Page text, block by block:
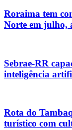
Roraima tem
Norte em julho,
Sebrae-RR
inteligência
Rota do
turístico com